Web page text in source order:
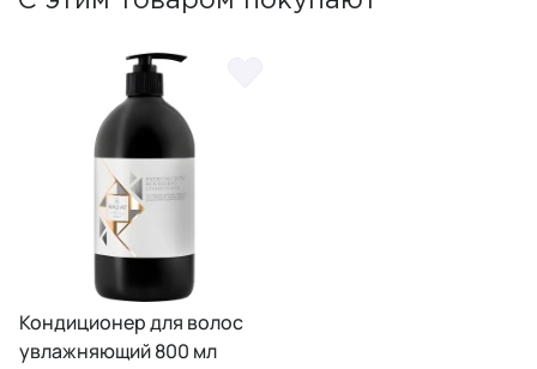
Кондиционер для волос
увлажняющий 800 мл